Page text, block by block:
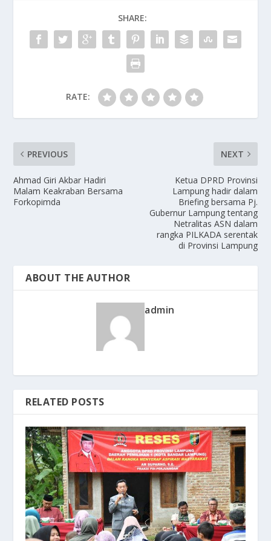
SHARE:
RATE:
PREVIOUS
Ahmad Giri Akbar Hadiri
Malam Keakraban Bersama
Forkopimda
NEXT
Ketua DPRD Provinsi
Lampung hadir dalam
Briefing bersama Pj.
Gubernur Lampung tentang
Netralitas ASN dalam
rangka PILKADA serentak
di Provinsi Lampung
ABOUT THE AUTHOR
admin
RELATED POSTS